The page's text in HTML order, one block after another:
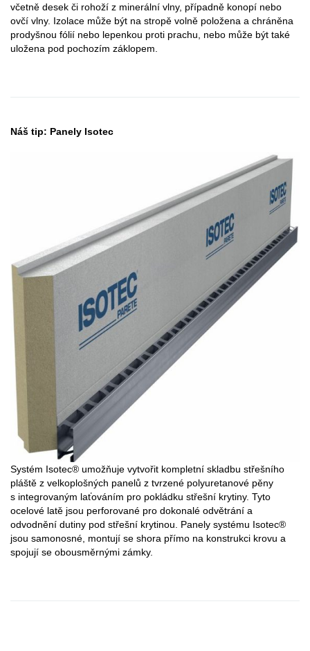
včetně desek či rohoží z minerální vlny, případně konopí nebo
ovčí vlny. Izolace může být na stropě volně položena a chráněna
prodyšnou fólií nebo lepenkou proti prachu, nebo může být také
uložena pod pochozím záklopem.
Náš tip: Panely Isotec
Systém Isotec® umožňuje vytvořit kompletní skladbu střešního
pláště z velkoplošných panelů z tvrzené polyuretanové pěny
s integrovaným laťováním pro pokládku střešní krytiny. Tyto
ocelové latě jsou perforované pro dokonalé odvětrání a
odvodnění dutiny pod střešní krytinou. Panely systému Isotec®
jsou samonosné, montují se shora přímo na konstrukci krovu a
spojují se obousměrnými zámky.